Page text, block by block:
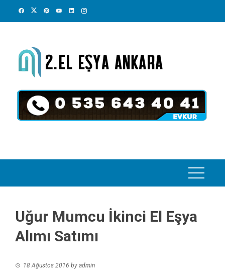
Uğur Mumcu İkinci El Eşya
Alımı Satımı
18 Ağustos 2016 by admin